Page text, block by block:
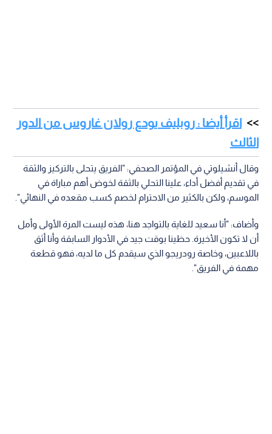
اقرأ أيضا : روبليف يودع رولان غاروس من الدور
الثالث
وقال أنشيلوتي في المؤتمر الصحفي: "الفريق يتحلى بالتركيز والثقة
في تقديم أفضل أداء، علينا التحلي بالثقة لخوض أهم مباراة في
الموسم، ولكن بالكثير من الاحترام لخصم كسب مقعده في النهائي".
وأضاف: "أنا سعيد للغاية بالتواجد هنا، هذه ليست المرة الأولى وأمل
أن لا تكون الأخيرة. حظينا بوقت جيد في الأدوار السابقة وأنا أثق
باللاعبين، وخاصة رودريجو الذي سيقدم كل ما لديه، فهو قطعة
مهمة في الفريق".